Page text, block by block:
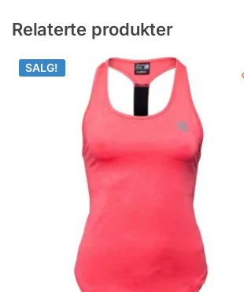
Relaterte produkter
SALG!
SALG!